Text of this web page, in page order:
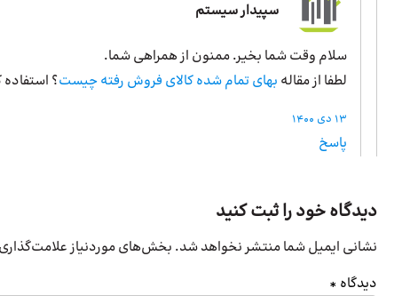
سپیدار سیستم
سلام وقت شما بخیر. ممنون از همراهی شما.
لطفا از مقاله بهای تمام شده کالای فروش رفته چیست؟ استفاده
13 دی 1400
پاسخ
دیدگاه خود را ثبت کنید
نشانی ایمیل شما منتشر نخواهد شد. بخش‌های موردنیاز
دیدگاه *